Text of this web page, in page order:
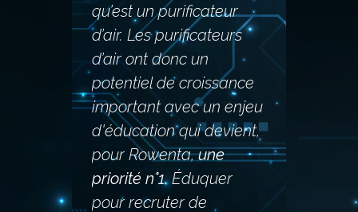
qu’est un purificateur
d’air. Les purificateurs
d’air ont donc un
potentiel de croissance
important avec un enjeu
d'éducation qui devient,
pour Rowenta,une
priorité n°1. Éduquer
pour recruter de